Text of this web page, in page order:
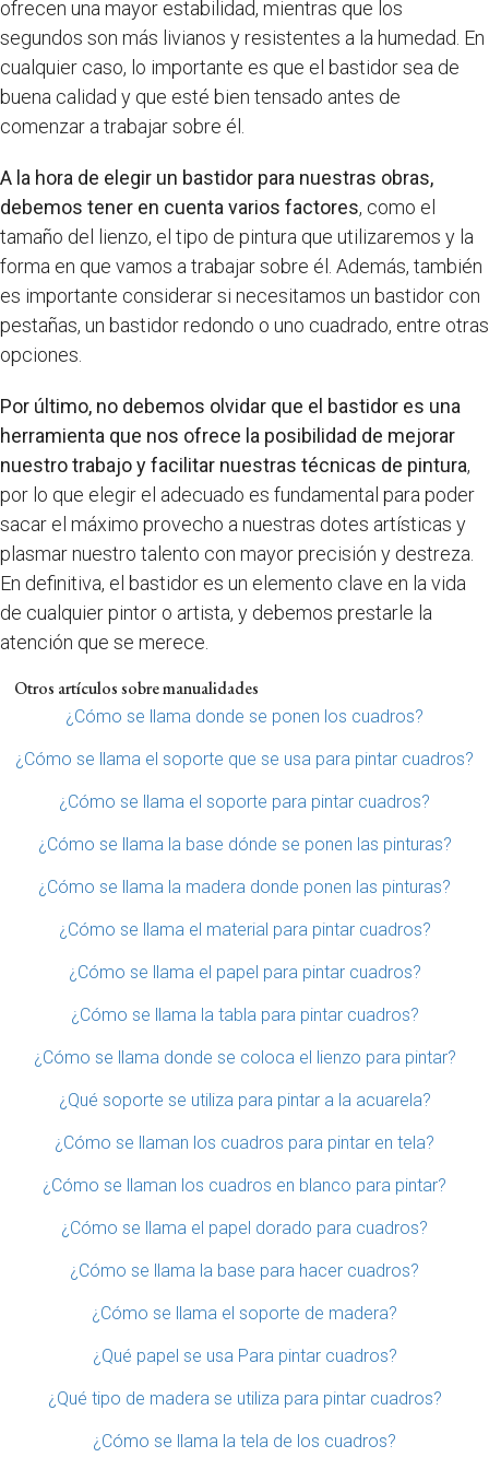
ofrecen una mayor estabilidad, mientras que los
segundos son más livianos y resistentes a la humedad. En
cualquier caso, lo importante es que el bastidor sea de
buena calidad y que esté bien tensado antes de
comenzar a trabajar sobre él.
A la hora de elegir un bastidor para nuestras obras,
debemos tener en cuenta varios factores, como el
tamaño del lienzo, el tipo de pintura que utilizaremos y la
forma en que vamos a trabajar sobre él. Además, también
es importante considerar si necesitamos un bastidor con
pestañas, un bastidor redondo o uno cuadrado, entre otras
opciones.
Por último, no debemos olvidar que el bastidor es una
herramienta que nos ofrece la posibilidad de mejorar
nuestro trabajo y facilitar nuestras técnicas de pintura,
por lo que elegir el adecuado es fundamental para poder
sacar el máximo provecho a nuestras dotes artísticas y
plasmar nuestro talento con mayor precisión y destreza.
En definitiva, el bastidor es un elemento clave en la vida
de cualquier pintor o artista, y debemos prestarle la
atención que se merece.
Otros artículos sobre manualidades
¿Cómo se llama donde se ponen los cuadros?
¿Cómo se llama el soporte que se usa para pintar cuadros?
¿Cómo se llama el soporte para pintar cuadros?
¿Cómo se llama la base dónde se ponen las pinturas?
¿Cómo se llama la madera donde ponen las pinturas?
¿Cómo se llama el material para pintar cuadros?
¿Cómo se llama el papel para pintar cuadros?
¿Cómo se llama la tabla para pintar cuadros?
¿Cómo se llama donde se coloca el lienzo para pintar?
¿Qué soporte se utiliza para pintar a la acuarela?
¿Cómo se llaman los cuadros para pintar en tela?
¿Cómo se llaman los cuadros en blanco para pintar?
¿Cómo se llama el papel dorado para cuadros?
¿Cómo se llama la base para hacer cuadros?
¿Cómo se llama el soporte de madera?
¿Qué papel se usa Para pintar cuadros?
¿Qué tipo de madera se utiliza para pintar cuadros?
¿Cómo se llama la tela de los cuadros?